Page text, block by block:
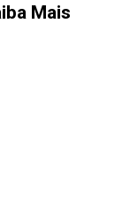
Mais